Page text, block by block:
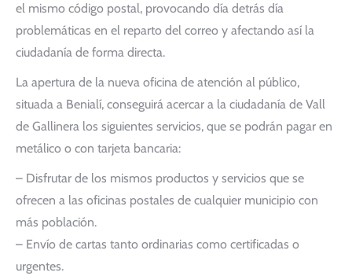
el mismo código postal, provocando día detrás día
problemáticas en el reparto del correo y afectando así la
ciudadanía de forma directa.
La apertura de la nueva oficina de atención al público,
situada a Benialí, conseguirá acercar a la ciudadanía de Vall
de Gallinera los siguientes servicios, que se podrán pagar en
metálico o con tarjeta bancaria:
– Disfrutar de los mismos productos y servicios que se
ofrecen a las oficinas postales de cualquier municipio con
más población.
– Envío de cartas tanto ordinarias como certificadas o
urgentes.